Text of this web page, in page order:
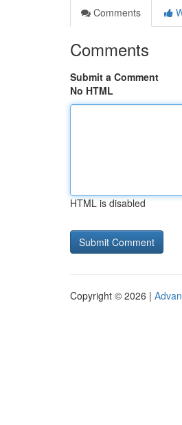
Comments
Comments
Submit a Comment
No HTML
HTML is disabled
Copyright © 2026 |